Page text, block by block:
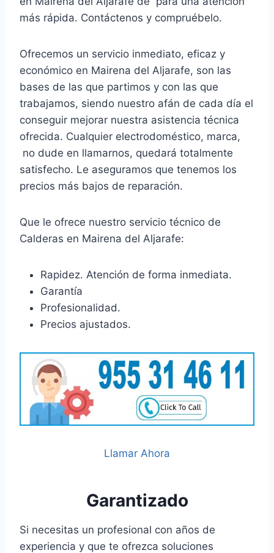
más rápida. Contáctenos y compruébelo.
Ofrecemos un servicio inmediato, eficaz y
económico en Mairena del Aljarafe, son las
bases de las que partimos y con las que
trabajamos, siendo nuestro afán de cada día el
conseguir mejorar nuestra asistencia técnica
ofrecida. Cualquier electrodoméstico, marca,
no dude en llamarnos, quedará totalmente
satisfecho. Le aseguramos que tenemos los
precios más bajos de reparación.
Que le ofrece nuestro servicio técnico de
Calderas en Mairena del Aljarafe:
Rapidez. Atención de forma inmediata.
Garantía
Profesionalidad.
Precios ajustados.
Llamar Ahora
Garantizado
Si necesitas un profesional con años de
experiencia y que te ofrezca soluciones